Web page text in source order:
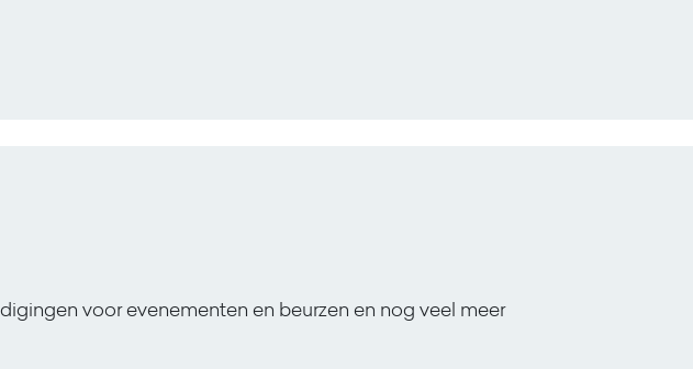
voor evenementen en beurzen en nog veel meer